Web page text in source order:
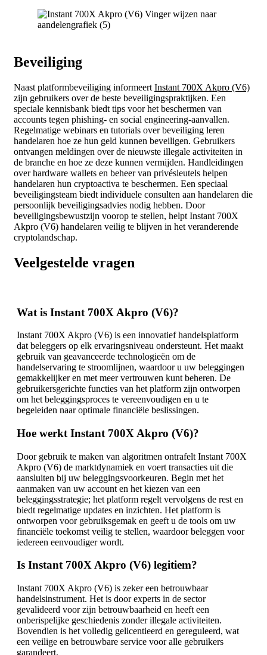
Beveiliging
Naast platformbeveiliging informeert Instant 700X Akpro (V6)
zijn gebruikers over de beste beveiligingspraktijken. Een
speciale kennisbank biedt tips voor het beschermen van
accounts tegen phishing- en social engineering-aanvallen.
Regelmatige webinars en tutorials over beveiliging leren
handelaren hoe ze hun geld kunnen beveiligen. Gebruikers
ontvangen meldingen over de nieuwste illegale activiteiten in
de branche en hoe ze deze kunnen vermijden. Handleidingen
over hardware wallets en beheer van privésleutels helpen
handelaren hun cryptoactiva te beschermen. Een speciaal
beveiligingsteam biedt individuele consulten aan handelaren die
persoonlijk beveiligingsadvies nodig hebben. Door
beveiligingsbewustzijn voorop te stellen, helpt Instant 700X
Akpro (V6) handelaren veilig te blijven in het veranderende
cryptolandschap.
Veelgestelde vragen
Wat is Instant 700X Akpro (V6)?
Instant 700X Akpro (V6) is een innovatief handelsplatform
dat beleggers op elk ervaringsniveau ondersteunt. Het maakt
gebruik van geavanceerde technologieën om de
handelservaring te stroomlijnen, waardoor u uw beleggingen
gemakkelijker en met meer vertrouwen kunt beheren. De
gebruikersgerichte functies van het platform zijn ontworpen
om het beleggingsproces te vereenvoudigen en u te
begeleiden naar optimale financiële beslissingen.
Hoe werkt Instant 700X Akpro (V6)?
Door gebruik te maken van algoritmen ontrafelt Instant 700X
Akpro (V6) de marktdynamiek en voert transacties uit die
aansluiten bij uw beleggingsvoorkeuren. Begin met het
aanmaken van uw account en het kiezen van een
beleggingsstrategie; het platform regelt vervolgens de rest en
biedt regelmatige updates en inzichten. Het platform is
ontworpen voor gebruiksgemak en geeft u de tools om uw
financiële toekomst veilig te stellen, waardoor beleggen voor
iedereen eenvoudiger wordt.
Is Instant 700X Akpro (V6) legitiem?
Instant 700X Akpro (V6) is zeker een betrouwbaar
handelsinstrument. Het is door experts in de sector
gevalideerd voor zijn betrouwbaarheid en heeft een
onberispelijke geschiedenis zonder illegale activiteiten.
Bovendien is het volledig gelicentieerd en gereguleerd, wat
een veilige en betrouwbare service voor alle gebruikers
garandeert.